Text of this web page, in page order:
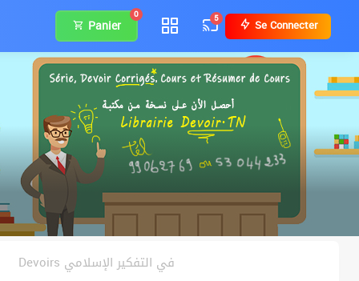
Panier
0 5 Se Connecter
Devoirs في التفكير الإسلامي